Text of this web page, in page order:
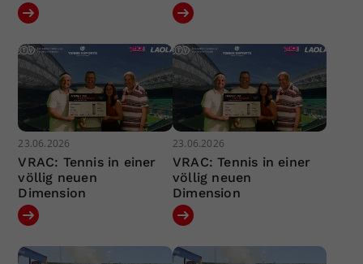
23.06.2026
VRAC: Tennis in einer
völlig neuen
Dimension
23.06.2026
VRAC: Tennis in einer
völlig neuen
Dimension